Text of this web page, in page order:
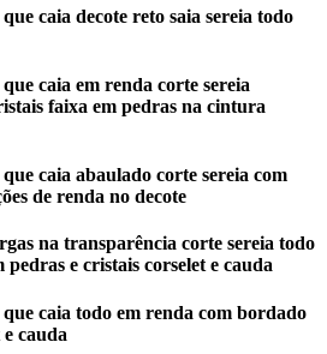
caia decote reto saia sereia todo
caia em renda corte sereia
faixa em pedras na cintura
caia abaulado corte sereia com
de renda no decote
na transparência corte sereia todo
e cristais corselet e cauda
caia todo em renda com bordado
cauda